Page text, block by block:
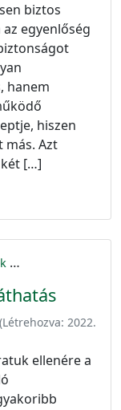
biztos
egyenlőség
hanem
hiszen
más. Azt
[…]
(Létrehozva: 2022.
ellenére a